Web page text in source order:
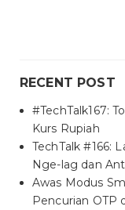
RECENT POST
#TechTalk167:
Kurs Rupiah
TechTalk #166:
Nge-lag dan
Awas Modus
Pencurian OTP